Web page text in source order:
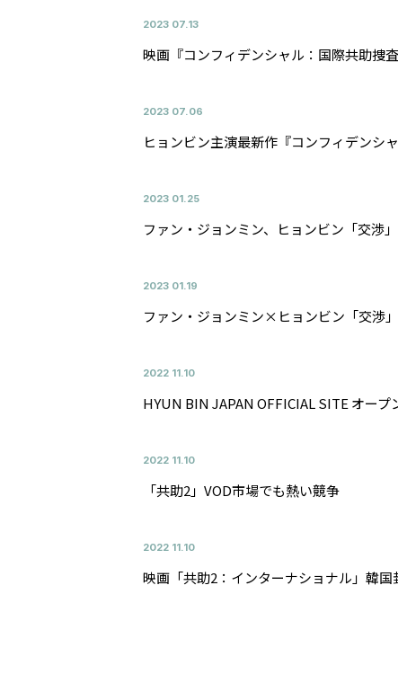
2023 07.13
映画『コンフィデンシャル：国際共助捜
2023 07.06
ヒョンビン主演最新作『コンフィデンシ
2023 01.25
ファン・ジョンミン、ヒョンビン「交渉
2023 01.19
ファン・ジョンミン×ヒョンビン「交渉
2022 11.10
HYUN BIN JAPAN OFFICIAL SITE オー
2022 11.10
「共助2」VOD市場でも熱い競争
2022 11.10
映画「共助2：インターナショナル」韓